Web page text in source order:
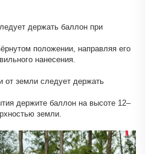
держать баллон при
положении, направляя его
нанесения.
от земли следует держать
держите баллон на высоте 12–
земли.